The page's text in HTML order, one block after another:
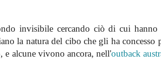
invisibile cercando ciò di cui hanno
la natura del cibo che gli ha concesso
e alcune vivono ancora, nell'outback